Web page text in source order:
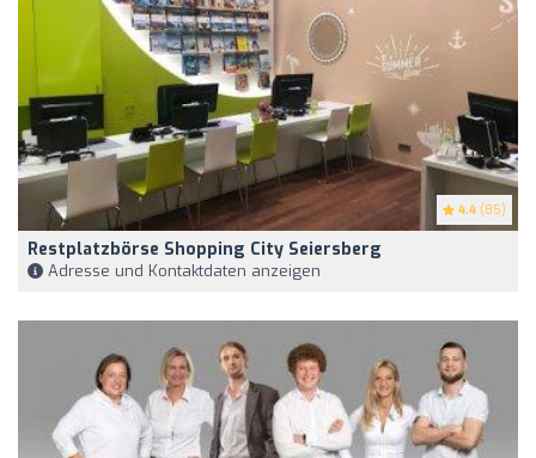
4.4 (85)
Restplatzbörse Shopping City Seiersberg
Adresse und Kontaktdaten anzeigen